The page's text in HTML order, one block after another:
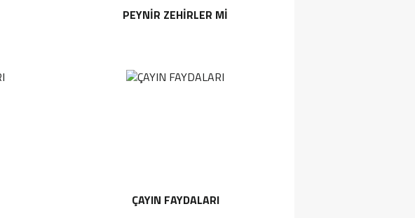
PEYNIR ZEHIRLER MI
ÇAYIN FAYDALARI